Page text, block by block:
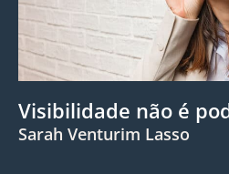
Visibilidade não é
Sarah Venturim Lasso